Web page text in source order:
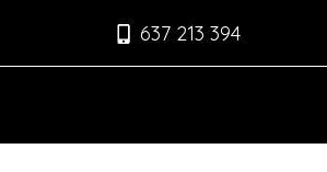
637 213 394